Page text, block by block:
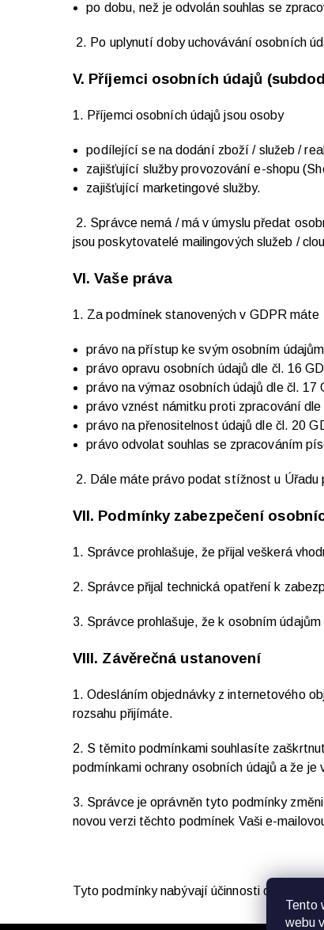
po dobu, než je odvolán souhlas se
2. Po uplynutí doby uchovávání osobních
V. Příjemci osobních údajů
1. Příjemci osobních údajů jsou osoby
podílející se na dodání zboží / služeb /
zajišťující služby provozování e-shopu
zajišťující marketingové služby.
2. Správce nemá / má v úmyslu předat
jsou poskytovatelé mailingových služeb /
VI.Vaše práva
1. Za podmínek stanovených v GDPR máte
právo na přístup ke svým osobním
právo opravu osobních údajů dle čl. 16
právo na výmaz osobních údajů dle čl. 17
právo vznést námitku proti zpracování
právo na přenositelnost údajů dle čl. 20
právo odvolat souhlas se zpracováním
2. Dále máte právo podat stížnost u Úřadu
VII. Podmínky zabezpečení
1. Správce prohlašuje, že přijal veškerá
2. Správce přijal technická opatření k
3. Správce prohlašuje, že k osobním
VIII. Závěrečná ustanovení
1. Odesláním objednávky z internetového
rozsahu přijímáte.
2. S těmito podmínkami souhlasíte
podmínkami ochrany osobních údajů a že je
3. Správce je oprávněn tyto podmínky
novou verzi těchto podmínek Vaši e-
Tyto podmínky nabývají účinnosti dnem
Tento
webu